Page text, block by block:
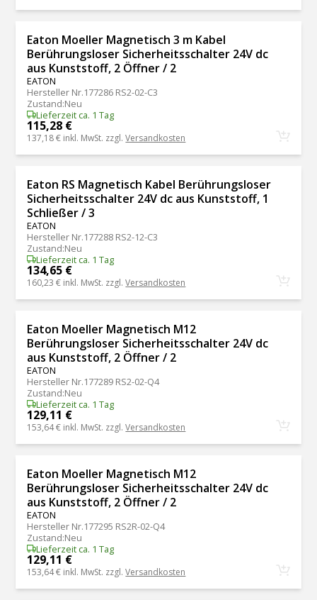
Eaton Moeller Magnetisch 3 m Kabel
Berührungsloser Sicherheitsschalter 24V dc
aus Kunststoff, 2 Öffner / 2
EATON
Hersteller Nr.177286 RS2-02-C3
Zustand:Neu
Lieferzeit ca. 1 Tag
115,28 €
137,18 € inkl. MwSt. zzgl.Versandkosten
Eaton RS Magnetisch Kabel Berührungsloser
Sicherheitsschalter 24V dc aus Kunststoff, 1
Schließer / 3
EATON
Hersteller Nr.177288 RS2-12-C3
Zustand:Neu
Lieferzeit ca. 1 Tag
134,65 €
160,23 € inkl. MwSt. zzgl.Versandkosten
Eaton Moeller Magnetisch M12
Berührungsloser Sicherheitsschalter 24V dc
aus Kunststoff, 2 Öffner / 2
EATON
Hersteller Nr.177289 RS2-02-Q4
Zustand:Neu
Lieferzeit ca. 1 Tag
129,11 €
153,64 € inkl. MwSt. zzgl.Versandkosten
Eaton Moeller Magnetisch M12
Berührungsloser Sicherheitsschalter 24V dc
aus Kunststoff, 2 Öffner / 2
EATON
Hersteller Nr.177295 RS2R-02-Q4
Zustand:Neu
Lieferzeit ca. 1 Tag
129,11 €
153,64 € inkl. MwSt. zzgl.Versandkosten